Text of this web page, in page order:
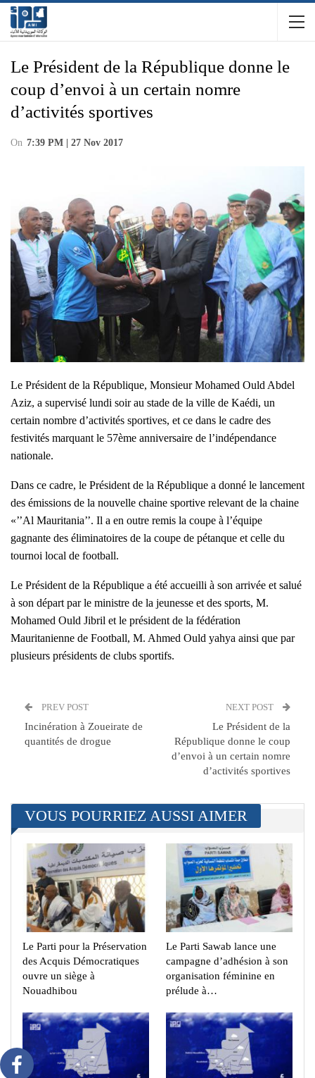
Le Président de la République donne le
coup d’envoi à un certain nomre
d’activités sportives
On 7:39 PM | 27 Nov 2017
Le Président de la République, Monsieur Mohamed Ould Abdel
Aziz, a supervisé lundi soir au stade de la ville de Kaédi, un
certain nombre d’activités sportives, et ce dans le cadre des
festivités marquant le 57ème anniversaire de l’indépendance
nationale.
Dans ce cadre, le Président de la République a donné le lancement
des émissions de la nouvelle chaine sportive relevant de la chaine
«’’Al Mauritania’’. Il a en outre remis la coupe à l’équipe
gagnante des éliminatoires de la coupe de pétanque et celle du
tournoi local de football.
Le Président de la République a été accueilli à son arrivée et salué
à son départ par le ministre de la jeunesse et des sports, M.
Mohamed Ould Jibril et le président de la fédération
Mauritanienne de Football, M. Ahmed Ould yahya ainsi que par
plusieurs présidents de clubs sportifs.
PREV POST
Incinération à Zoueirate de
quantités de drogue
NEXT POST
Le Président de la
République donne le coup
d’envoi à un certain nomre
d’activités sportives
VOUS POURRIEZ AUSSI AIMER
Le Parti pour la Préservation
des Acquis Démocratiques
ouvre un siège à
Nouadhibou
Le Parti Sawab lance une
campagne d’adhésion à son
organisation féminine en
prélude à…